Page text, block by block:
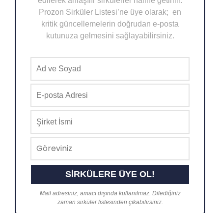
Prozon Sirküler Listesi’ne üye olarak; en
kritik güncellemelerin doğrudan e-posta
kutunuza gelmesini sağlayabilirsiniz.
Mail adresiniz, amacı dışında kullanılmaz. Dilediğiniz
zaman sirküler listesinden çıkabilirsiniz.